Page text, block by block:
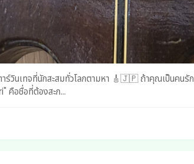
ถ้าคุณเป็นคนรักกีตาร์คลาสสิกหรืออคูสติก และหลงเสน่ห์งานฝีมือแบบ
อชื่อที่ต้องสะก...